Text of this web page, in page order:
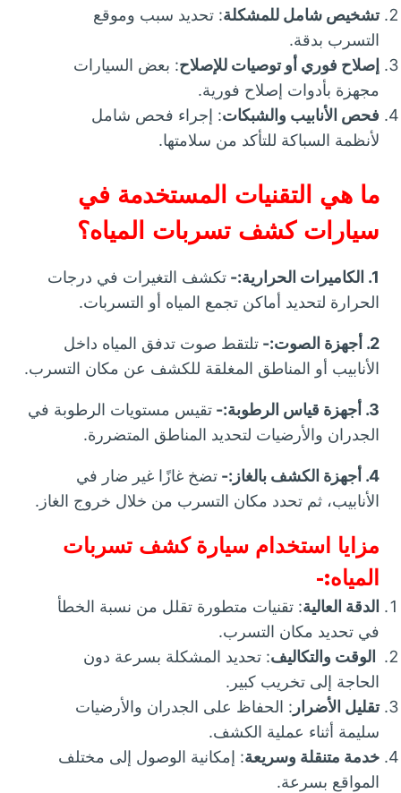
تشخيص شامل للمشكلة: تحديد سبب وموقع
التسرب بدقة.
إصلاح فوري أو توصيات للإصلاح: بعض السيارات
مجهزة بأدوات إصلاح فورية.
فحص الأنابيب والشبكات: إجراء فحص شامل
لأنظمة السباكة للتأكد من سلامتها.
ما هي التقنيات المستخدمة في
سيارات كشف تسربات المياه؟
1. الكاميرات الحرارية:-
تكشف التغيرات في درجات
الحرارة لتحديد أماكن تجمع المياه أو التسربات.
2. أجهزة الصوت:-
تلتقط صوت تدفق المياه داخل
الأنابيب أو المناطق المغلقة للكشف عن مكان التسرب.
3. أجهزة قياس الرطوبة:-
تقيس مستويات الرطوبة في
الجدران والأرضيات لتحديد المناطق المتضررة.
4. أجهزة الكشف بالغاز:-
تضخ غازًا غير ضار في
الأنابيب، ثم تحدد مكان التسرب من خلال خروج الغاز.
مزايا استخدام سيارة كشف تسربات
المياه:-
الدقة العالية: تقنيات متطورة تقلل من نسبة الخطأ
في تحديد مكان التسرب.
الوقت والتكاليف: تحديد المشكلة بسرعة دون
الحاجة إلى تخريب كبير.
تقليل الأضرار : الحفاظ على الجدران والأرضيات
سليمة أثناء عملية الكشف.
خدمة متنقلة وسريعة: إمكانية الوصول إلى مختلف
المواقع بسرعة.